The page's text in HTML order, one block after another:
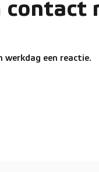
contact
werkdag een reactie.